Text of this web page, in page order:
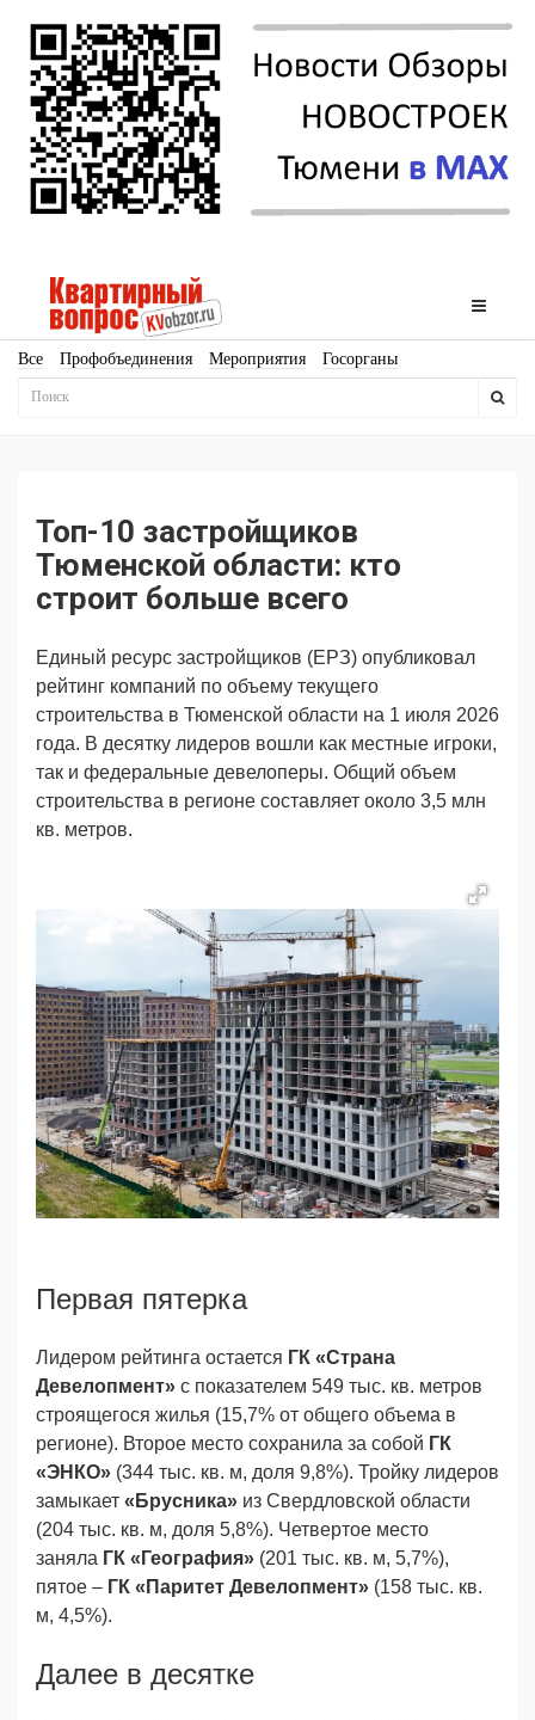
Все Профобъединения Мероприятия Госорганы
Новостройки
Продвижение Поздравляем
Ещё
Топ-10 застройщиков
Тюменской области: кто
строит больше всего
Единый ресурс застройщиков (ЕРЗ) опубликовал
рейтинг компаний по объему текущего
строительства в Тюменской области на 1 июля 2026
года. В десятку лидеров вошли как местные игроки,
так и федеральные девелоперы. Общий объем
строительства в регионе составляет около 3,5 млн
кв. метров.
Первая пятерка
Лидером рейтинга остается ГК «Страна
Девелопмент» с показателем 549 тыс. кв. метров
строящегося жилья (15,7% от общего объема в
регионе). Второе место сохранила за собой ГК
«ЭНКО» (344 тыс. кв. м, доля 9,8%). Тройку лидеров
замыкает «Брусника» из Свердловской области
(204 тыс. кв. м, доля 5,8%). Четвертое место
заняла ГК «География» (201 тыс. кв. м, 5,7%),
пятое – ГК «Паритет Девелопмент» (158 тыс. кв.
м, 4,5%).
Далее в десятке